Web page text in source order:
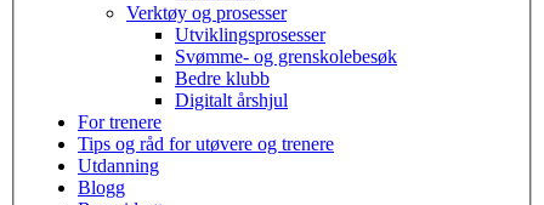
Verktøy og prosesser
Utviklingsprosesser
Svømme- og grenskolebesøk
Bedre klubb
Digitalt årshjul
For trenere
Tips og råd for utøvere og trenere
Utdanning
Blogg